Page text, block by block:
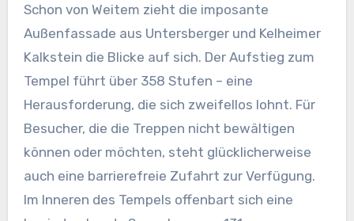
Schon von Weitem zieht die imposante
Außenfassade aus Untersberger und Kelheimer
Kalkstein die Blicke auf sich. Der Aufstieg zum
Tempel führt über 358 Stufen – eine
Herausforderung, die sich zweifellos lohnt. Für
Besucher, die die Treppen nicht bewältigen
können oder möchten, steht glücklicherweise
auch eine barrierefreie Zufahrt zur Verfügung.
Im Inneren des Tempels offenbart sich eine